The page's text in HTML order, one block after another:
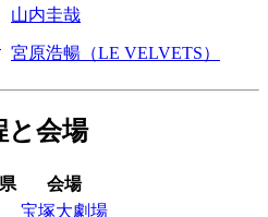
山内圭哉
宮原浩暢（LE VELVETS）
と会場
会場
宝塚大劇場